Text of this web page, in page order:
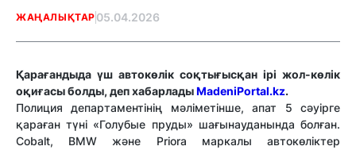
ЖАҢАЛЫҚТАР 05.04.2026
Қарағандыда үш автокөлік соқтығысқан ірі жол-көлік
оқиғасы болды, деп хабарладыMadeniPortal.kz.
Полиция департаментінің мәліметінше, апат 5 сәуірге
қараған түні «Голубые пруды» шағынауданында болған.
Cobalt, BMW және Priora маркалы автокөліктер